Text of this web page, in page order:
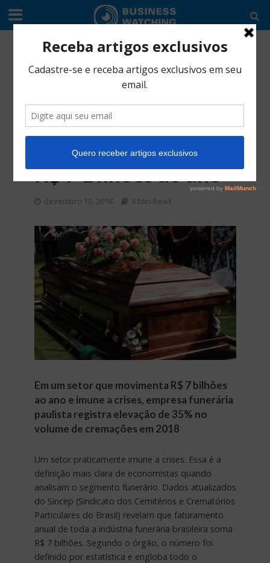
EDITORIAL• SERVIÇO
Setor funerário
cresce a passos
largos e soma
faturamento de até
R$ 7 Bilhões ao ano
dezembro 10, 2018 4 Min Read
Em um setor que movimenta R$ 7 bilhões
ao ano e imune a crises, empresa funerária
paulista registra elevação de 35% no
volume de cremações em 2018
Um setor praticamente imune a crises. Essa é a
definição mais clara de economistas quando
analisam o segmento funerário. Dados atualizados
do Sincep (Sindicato dos Cemitérios e Crematórios
Particulares do Brasil) revelam que faturamento
anual de toda a indústria funerária brasileira soma
R$ 7 bilhões. Segundo o órgão, o número foi
definido por estatística e engloba todo o